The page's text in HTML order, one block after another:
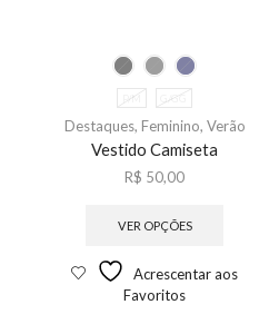
P/M G/GG
Destaques, Feminino, Verão
Vestido Camiseta
R$ 50,00
VER OPÇÕES
Acrescentar aos
Favoritos